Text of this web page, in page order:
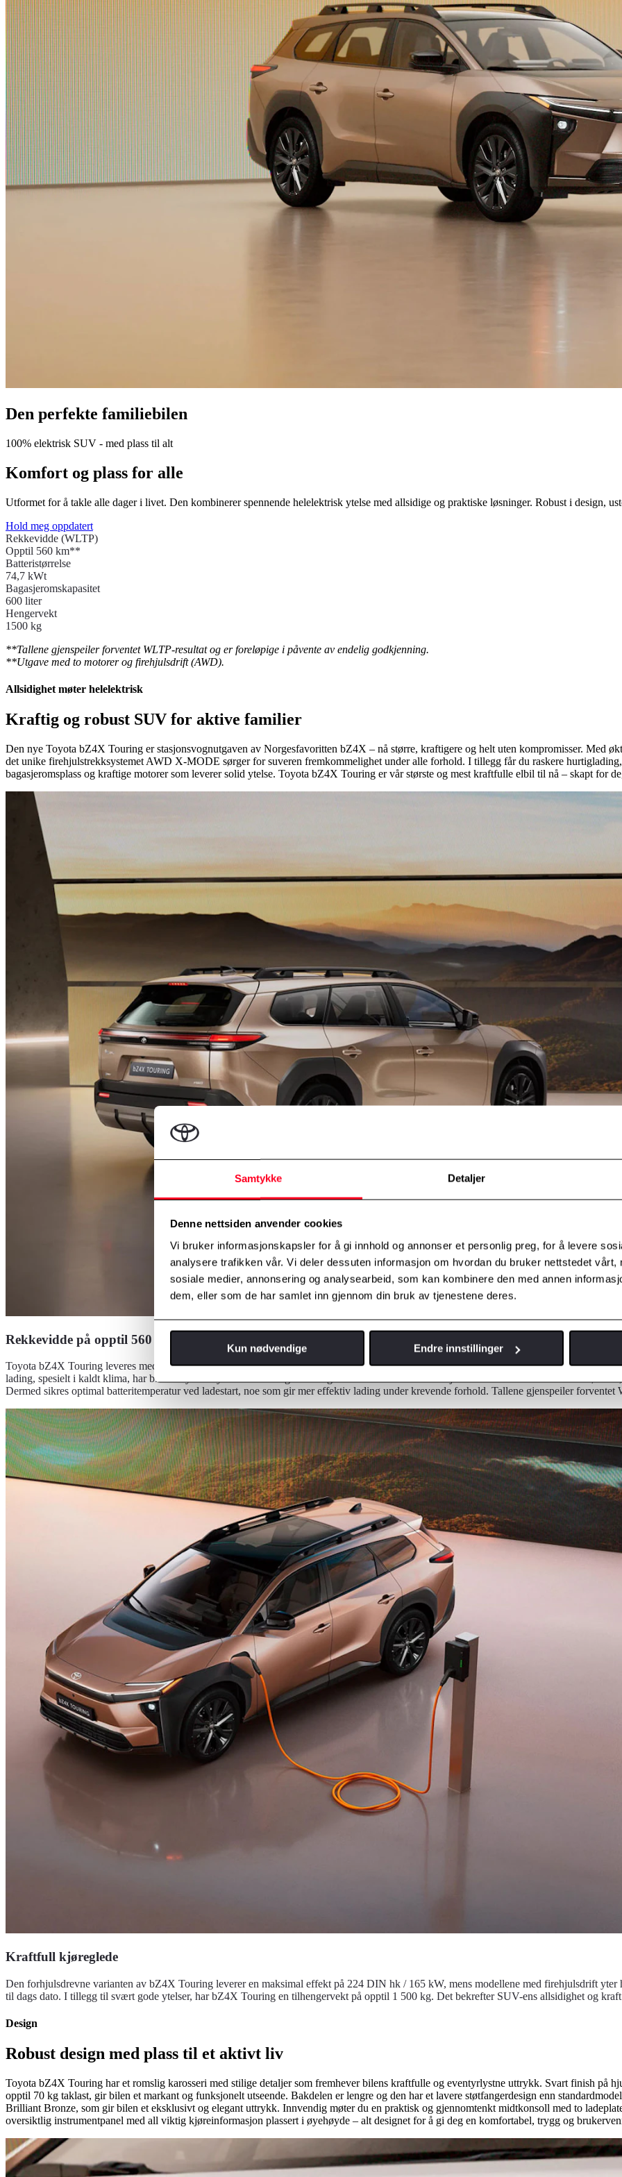
Samtykke Detaljer
Denne nettsiden anvender cookies
Vi bruker informasjonskapsler for å gi innhold og annonser et personlig preg, for å levere
analysere trafikken vår. Vi deler dessuten informasjon om hvordan du bruker nettstedet vårt,
sosiale medier, annonsering og analysearbeid, som kan kombinere den med annen
dem, eller som de har samlet inn gjennom din bruk av tjenestene deres.
Kun nødvendige Endre innstillinger
Den perfekte familiebilen
100% elektrisk SUV - med plass til alt
Komfort og plass for alle
Utformet for å takle alle dager i livet. Den kombinerer spennende helelektrisk ytelse med allsidige og praktiske løsninger. Robust i design,
Hold meg oppdatert
Rekkevidde (WLTP)
Opptil 560 km**
Batteristørrelse
74,7 kWt
Bagasjeromskapasitet
600 liter
Hengervekt
1500 kg
**Tallene gjenspeiler forventet WLTP-resultat og er foreløpige i påvente av endelig godkjenning.
**Utgave med to motorer og firehjulsdrift (AWD).
Allsidighet møter helelektrisk
Kraftig og robust SUV for aktive familier
Den nye Toyota bZ4X Touring er stasjonsvognutgaven av Norgesfavoritten bZ4X – nå større, kraftigere og helt uten kompromisser. Med
det unike firehjulstrekksystemet AWD X-MODE sørger for suveren fremkommelighet under alle forhold. I tillegg får du raskere
bagasjeromsplass og kraftige motorer som leverer solid ytelse. Toyota bZ4X Touring er vår største og mest kraftfulle elbil til nå – skapt for
Rekkevidde på opptil 560 km*
Toyota bZ4X Touring leveres med et kraftig batteri på 74,7 kWt, en effektiv varmepumpe og et aerodynamisk design – alt sammen bidrar
lading, spesielt i kaldt klima, har bilen Toyotas nyeste forvarmingsteknologi for batteriet. Denne funksjonen kan aktiveres manuelt av
Dermed sikres optimal batteritemperatur ved ladestart, noe som gir mer effektiv lading under krevende forhold. Tallene gjenspeiler
Kraftfull kjøreglede
Den forhjulsdrevne varianten av bZ4X Touring leverer en maksimal effekt på 224 DIN hk / 165 kW, mens modellene med firehjulsdrift
til dags dato. I tillegg til svært gode ytelser, har bZ4X Touring en tilhengervekt på opptil 1 500 kg. Det bekrefter SUV-ens allsidighet og
Design
Robust design med plass til et aktivt liv
Toyota bZ4X Touring har et romslig karosseri med stilige detaljer som fremhever bilens kraftfulle og eventyrlystne uttrykk. Svart finish på
opptil 70 kg taklast, gir bilen et markant og funksjonelt utseende. Bakdelen er lengre og den har et lavere støtfangerdesign enn
Brilliant Bronze, som gir bilen et eksklusivt og elegant uttrykk. Innvendig møter du en praktisk og gjennomtenkt midtkonsoll med to
oversiktlig instrumentpanel med all viktig kjøreinformasjon plassert i øyehøyde – alt designet for å gi deg en komfortabel, trygg og